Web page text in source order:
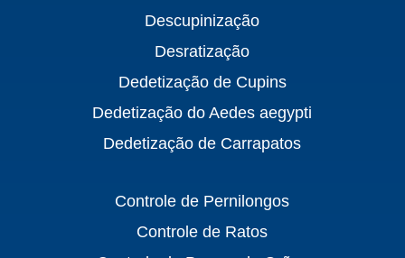
Descupinização
Desratização
Dedetização de Cupins
Dedetização do Aedes aegypti
Dedetização de Carrapatos
Controle de Pernilongos
Controle de Ratos